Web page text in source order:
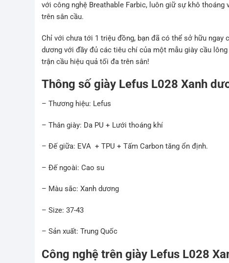
với công nghệ Breathable Farbic, luôn giữ sự khô
trên sân cầu.
Chỉ với chưa tới 1 triệu đồng, bạn đã có thể sở hữu ngay
dương với đầy đủ các tiêu chí của một mẫu giày cầu
trận cầu hiệu quả tối đa trên sân!
Thông số giày Lefus L028 Xanh
– Thương hiệu: Lefus
– Thân giày: Da PU + Lưới thoáng khí
– Đế giữa: EVA + TPU + Tấm Carbon tăng ổn định.
– Đế ngoài: Cao su
– Màu sắc: Xanh dương
– Size: 37-43
– Sản xuất: Trung Quốc
Công nghệ trên giày Lefus L028